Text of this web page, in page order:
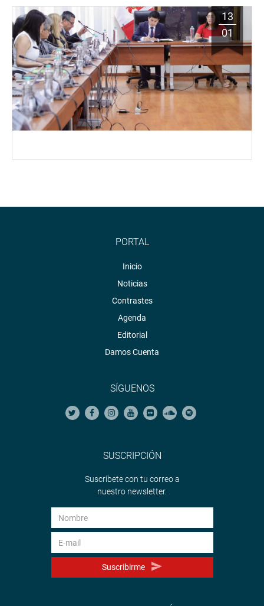
13
01
PORTAL
Inicio
Noticias
Contrastes
Agenda
Editorial
Damos Cuenta
SÍGUENOS
SUSCRIPCIÓN
Suscríbete con tu correo a
nuestro newsletter.
Suscribirme